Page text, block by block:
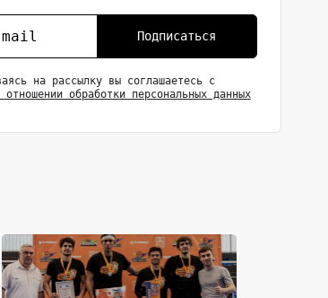
Подписаться
на рассылку вы соглашаетесь с
отношении обработки персональных данных